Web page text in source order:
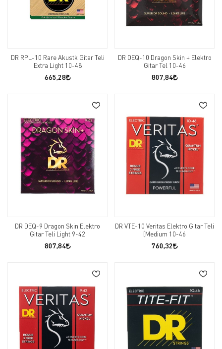
DR RPL-10 Rare Akustk Gitar Teli
Extra Light 10-48
665,28
DR DEQ-10 Dragon Skin + Elektro
Gitar Tel 10-46
807,84
DR DEQ-9 Dragon Skin Elektro
Gitar Teli Light 9-42
807,84
DR VTE-10 Veritas Elektro Gitar Teli
(Medium 10-46
760,32